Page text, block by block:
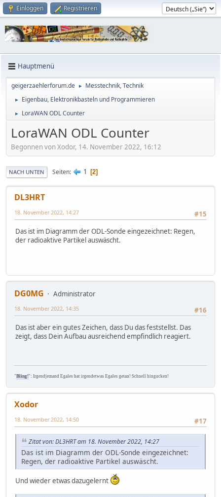
Einloggen Registrieren
Hauptmenü
geigerzaehlerforum.de ► Messtechnik, Technik
► Eigenbau, Elektronikbasteln und Programmieren
► LoraWAN ODL Counter
LoraWAN ODL Counter
Begonnen von Xodor, 14. November 2022, 16:12
NACH UNTEN Seiten 1 2
DL3HRT
#15
18. November 2022, 14:27
Das ist im Diagramm der ODL-Sonde eingezeichnet: Regen,
der radioaktive Partikel auswäscht.
DG0MG
Administrator
#16
18. November 2022, 14:35
Das ist aber ein gutes Zeichen, dass Du das feststellst. Das
zeigt, dass Dein Aufbau ausreichend empfindlich reagiert.
"Bling!": Irgendjemand Egales hat irgendetwas Egales getan! Schnell hingucken!
Xodor
#17
18. November 2022, 14:50
Zitat von: DL3HRT am 18. November 2022, 14:27
Das ist im Diagramm der ODL-Sonde eingezeichnet:
Regen, der radioaktive Partikel auswäscht.
Und wieder etwas dazugelernt